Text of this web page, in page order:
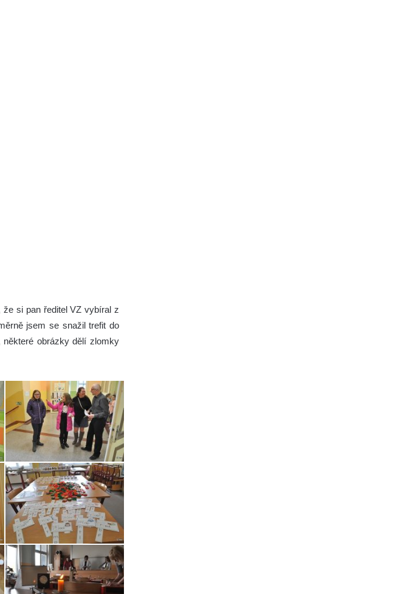
si pan ředitel VZ vybíral z
jsem se snažil trefit do
některé obrázky dělí zlomky